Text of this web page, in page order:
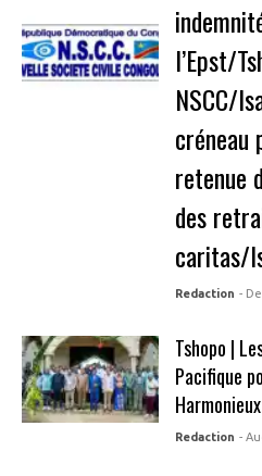
l’Epst/
NSCC/
créneau
retenue
des
caritas/
Redaction -
Tshopo |
Pacifique
Redaction -